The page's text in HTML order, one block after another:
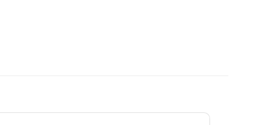
trong 12 tuần. Liều lượng khuyến cáo của Ribavirin